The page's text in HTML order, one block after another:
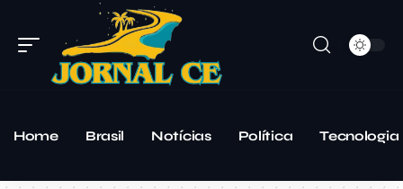
Home Brasil Notícias Política Tecnologia